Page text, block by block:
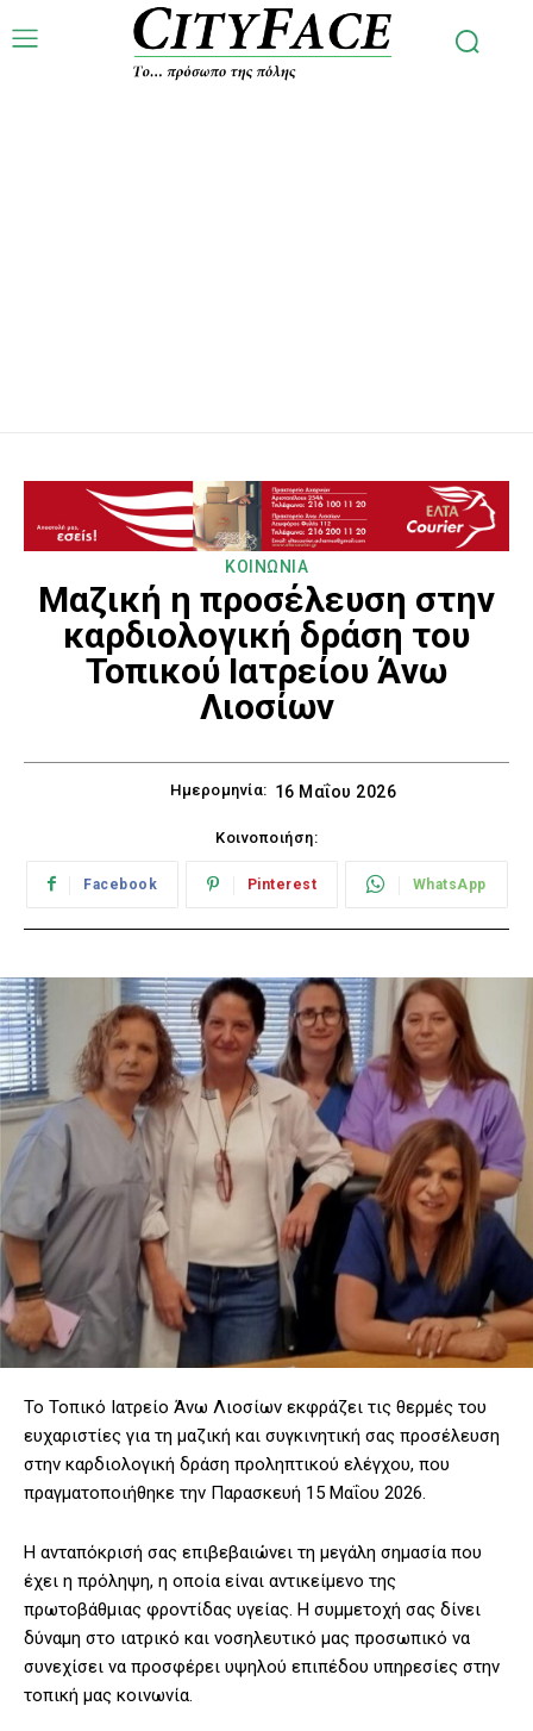
ΚΟΙΝΩΝΙΑ
Μαζική η προσέλευση στην
καρδιολογική δράση του
Τοπικού Ιατρείου Άνω
Λιοσίων
Ημερομηνία: 16 Μαΐου 2026
Κοινοποιήση:
Facebook Pinterest WhatsApp
Το Τοπικό Ιατρείο Άνω Λιοσίων εκφράζει τις θερμές του
ευχαριστίες για τη μαζική και συγκινητική σας προσέλευση
στην καρδιολογική δράση προληπτικού ελέγχου, που
πραγματοποιήθηκε την Παρασκευή 15 Μαΐου 2026.
Η ανταπόκρισή σας επιβεβαιώνει τη μεγάλη σημασία που
έχει η πρόληψη, η οποία είναι αντικείμενο της
πρωτοβάθμιας φροντίδας υγείας. Η συμμετοχή σας δίνει
δύναμη στο ιατρικό και νοσηλευτικό μας προσωπικό να
συνεχίσει να προσφέρει υψηλού επιπέδου υπηρεσίες στην
τοπική μας κοινωνία.